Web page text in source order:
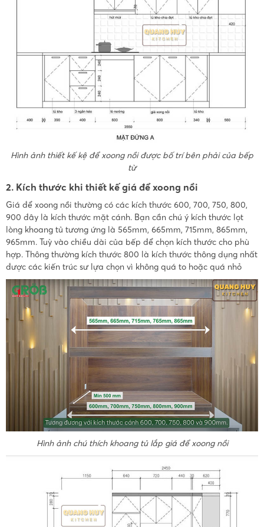
Hình ảnh thiết kế kệ để xoong nồi được bố trí bên phải của bếp
từ
2. Kích thước khi thiết kế giá để xoong nồi
Giá để xoong nồi thường có các kích thước 600, 700, 750, 800,
900 đây là kích thước mặt cánh. Bạn cần chú ý kích thước lọt
lòng khoang tủ tương ứng là 565mm, 665mm, 715mm, 865mm,
965mm. Tuỳ vào chiều dài của bếp để chọn kích thước cho phù
hợp. Thông thường kích thước 800 là kích thước thông dụng nhất
được các kiến trúc sư lựa chọn vì không quá to hoặc quá nhỏ
Hình ảnh chú thích khoang tủ lắp giá để xoong nồi